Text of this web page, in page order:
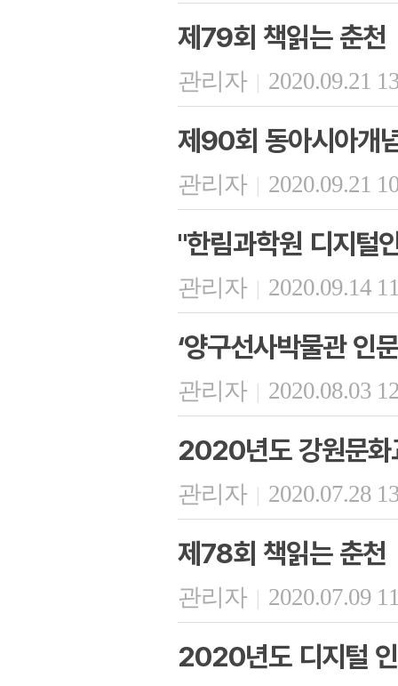
제79회 책읽는 춘천
관리자 | 2020.09.21
제90회 동아시아개
관리자 | 2020.09.21
"한림과학원 디지털
관리자 | 2020.09.14
‘양구선사박물관 인
관리자 | 2020.08.03
2020년도 강원문화
관리자 | 2020.07.28
제78회 책읽는 춘천
관리자 | 2020.07.09
2020년도 디지털